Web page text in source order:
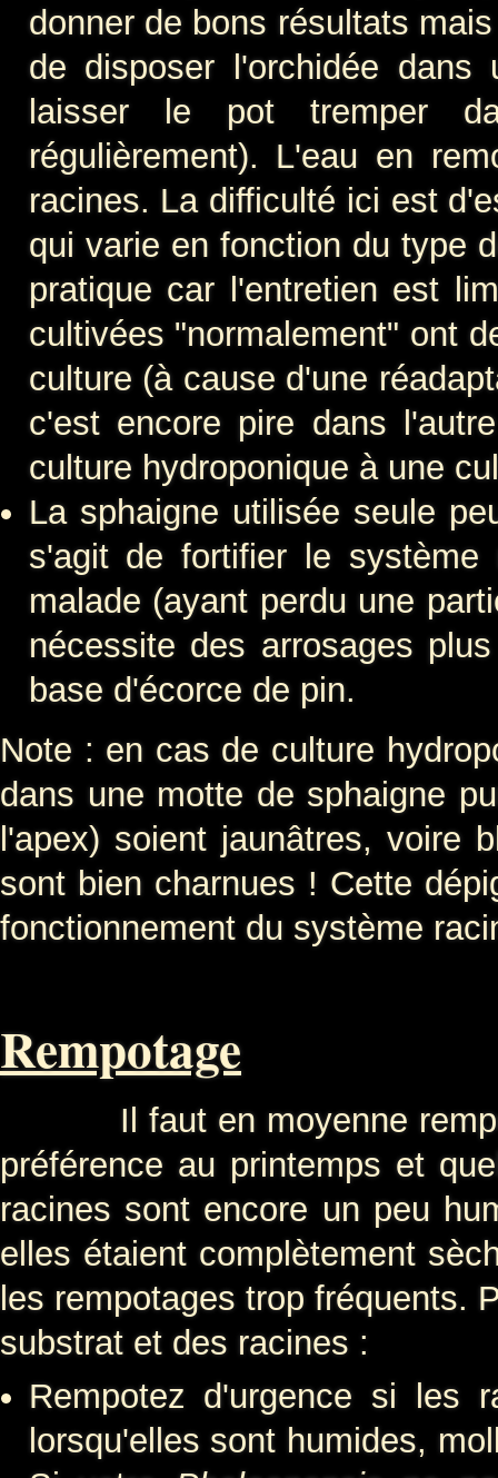
donner de bons résultats
de disposer l'orchidée
laisser le pot tremper
régulièrement). L'eau en
racines. La difficulté ici est
qui varie en fonction du type
pratique car l'entretien est
cultivées "normalement" ont
culture (à cause d'une
c'est encore pire dans
culture hydroponique à une
La sphaigne utilisée seule
s'agit de fortifier le
malade (ayant perdu une
nécessite des arrosages
base d'écorce de pin.
Note : en cas de culture
dans une motte de sphaigne
l'apex) soient jaunâtres, voire
sont bien charnues ! Cette
fonctionnement du système
Rempotage
Il faut en moyenne
préférence au printemps et
racines sont encore un peu
elles étaient complètement
les rempotages trop fréquents.
substrat et des racines :
Rempotez d'urgence si les
lorsqu'elles sont humides,